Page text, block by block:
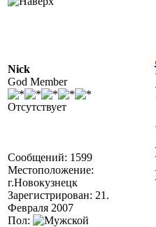
Nick
God Member
Отсутствует
Сообщений: 1599
Местоположение:
г.Новокузнецк
Зарегистрирован: 21.
Февраля 2007
Пол: